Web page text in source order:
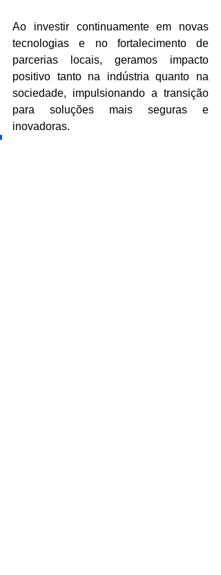
Ao investir continuamente em novas
tecnologias e no fortalecimento de
parcerias locais, geramos impacto
positivo tanto na indústria quanto na
sociedade, impulsionando a transição
para soluções mais seguras e
inovadoras.